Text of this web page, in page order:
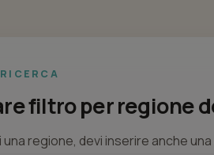
filtro per regione
regione, devi inserire anche